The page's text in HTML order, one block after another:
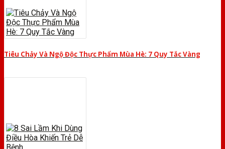
Tiêu Chảy Và Ngộ Độc Thực Phẩm Mùa Hè: 7 Quy Tắc Vàng